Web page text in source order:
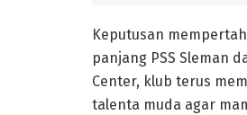
Keputusan
panjang PSS Sleman
Center, klub terus
talenta muda agar